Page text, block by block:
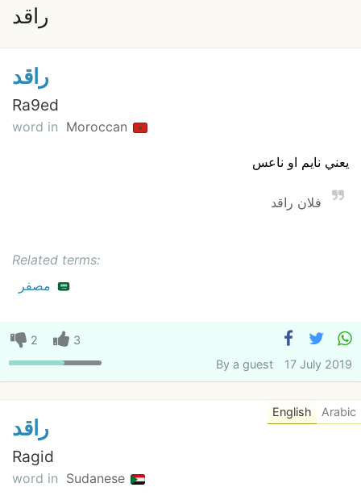
راقد
راقد
Ra9ed
word in Moroccan
يعني نايم او ناعس
فلان راقد
Related terms:
مصفر
2
3
By a guest 17 July 2019
راقد
Ragid
word in Sudanese
English Arabic